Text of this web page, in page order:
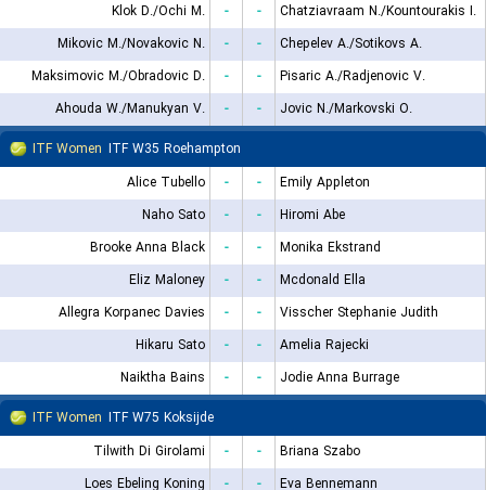
Klok D./Ochi M.
- -
Chatziavraam N./Kountourakis I.
Mikovic M./Novakovic N.
- -
Chepelev A./Sotikovs A.
Maksimovic M./Obradovic D.
- -
Pisaric A./Radjenovic V.
Ahouda W./Manukyan V.
- -
Jovic N./Markovski O.
ITF Women ITF W35 Roehampton
Alice Tubello
- -
Emily Appleton
Naho Sato
- -
Hiromi Abe
Brooke Anna Black
- -
Monika Ekstrand
Eliz Maloney
- -
Mcdonald Ella
Allegra Korpanec Davies
- -
Visscher Stephanie Judith
Hikaru Sato
- -
Amelia Rajecki
Naiktha Bains
- -
Jodie Anna Burrage
ITF Women ITF W75 Koksijde
Tilwith Di Girolami
- -
Briana Szabo
Loes Ebeling Koning
- -
Eva Bennemann